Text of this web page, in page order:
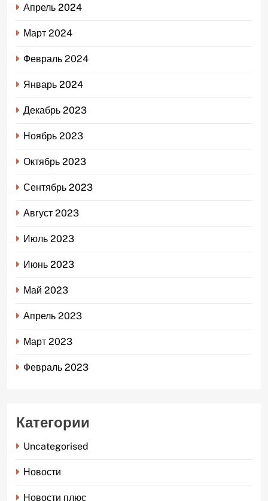
Апрель 2024
Март 2024
Февраль 2024
Январь 2024
Декабрь 2023
Ноябрь 2023
Октябрь 2023
Сентябрь 2023
Август 2023
Июль 2023
Июнь 2023
Май 2023
Апрель 2023
Март 2023
Февраль 2023
Категории
Uncategorised
Новости
Новости плюс